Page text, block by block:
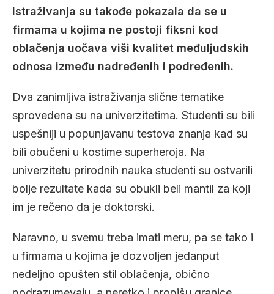
Istraživanja su takođe pokazala da se u
firmama u kojima ne postoji fiksni kod
oblačenja uočava viši kvalitet međuljudskih
odnosa između nadređenih i podređenih.
Dva zanimljiva istraživanja slične tematike
sprovedena su na univerzitetima. Studenti su bili
uspešniji u popunjavanu testova znanja kad su
bili obučeni u kostime superheroja. Na
univerzitetu prirodnih nauka studenti su ostvarili
bolje rezultate kada su obukli beli mantil za koji
im je rečeno da je doktorski.
Naravno, u svemu treba imati meru, pa se tako i
u firmama u kojima je dozvoljen jedanput
nedeljno opušten stil oblačenja, obično